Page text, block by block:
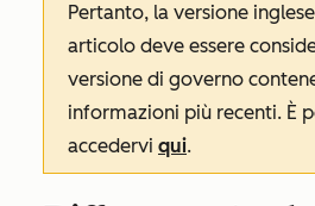
Pertanto, la versione
articolo deve essere
versione di governo
informazioni più recenti. È
accedervi qui.